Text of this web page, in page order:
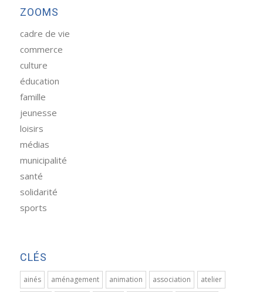
ZOOMS
cadre de vie
commerce
culture
éducation
famille
jeunesse
loisirs
médias
municipalité
santé
solidarité
sports
CLÉS
ainés aménagement animation association atelier